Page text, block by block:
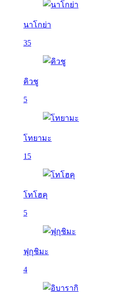
นาโกย่า
35
คิวชู
5
โทยามะ
15
โทโฮคุ
5
ฟุกุชิมะ
4